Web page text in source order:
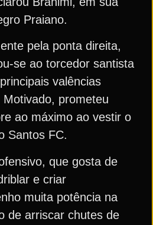
Praiano.
pela ponta direita,
se ao torcedor santista
valências
prometeu
ao máximo ao vestir o
Santos FC.
que gosta de
e criar
muita potência na
de arriscar chutes de